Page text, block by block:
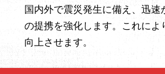
国内外で震災発生に備え、迅
の提携を強化します。これに
向上させます。